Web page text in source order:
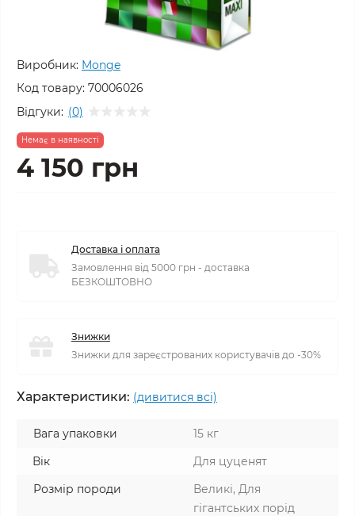
Виробник: Monge
Код товару: 70006026
Відгуки: (0)
Немає в наявності
4 150 грн
Доставка і оплата
Замовлення від 5000 грн - доставка
БЕЗКОШТОВНО
Знижки
Знижки для зареєстрованих користувачів до -30%
Характеристики: (дивитися всі)
Вага упаковки
15 кг
Вік
Для цуценят
Розмір породи
Великі, Для
гігантських порід